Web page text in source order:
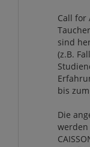
Call for
sind
(z.B.
bis
Die